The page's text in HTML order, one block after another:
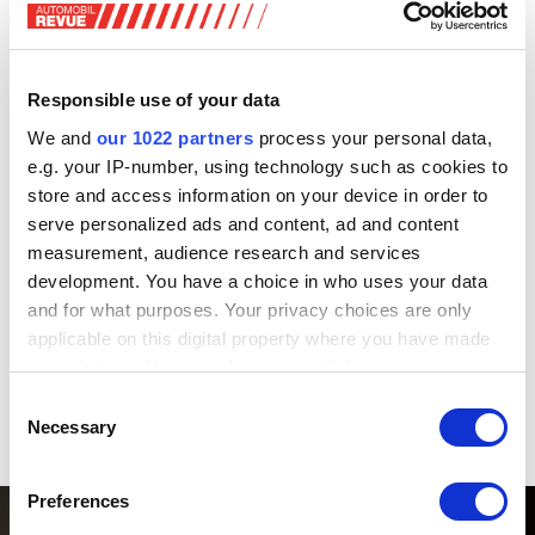
Responsible use of your data
We and our 1022 partners process your personal data,
e.g. your IP-number, using technology such as cookies to
store and access information on your device in order to
serve personalized ads and content, ad and content
measurement, audience research and services
development. You have a choice in who uses your data
and for what purposes. Your privacy choices are only
applicable on this digital property where you have made
your choices. You can change or withdraw your consent
the Privacy trigger icon.
Collect information about your geographical location
Selection
Necessary
Preferences
es nur den kleinen Einlitermotor mit 84 kW (115 PS), dabei
hat man allerdings die Wahl zwischen Sechsgang-
Gängen. Im Laufe des kommenden Jahres soll überdies
noch eine Variante mit Vollhybrid folgen. Für diese
Motorisierung nannte Kia aber noch keine Leistungsdaten.
Zu den wichtigsten Designmerkmalen gehören die an den
EV9 erinnernde Star-Map-Lichtsignatur, in die C-Säule
integrierte versenkte Türgriffe hinten sowie die
Aussenfarbe Sparkling Yellow. Darüber gibt es mit der GT-
Line des K4 noch eine sportlich angehauchte Linie, deren
Spiegelkappen, Seitenschweller und Radlaufleisten